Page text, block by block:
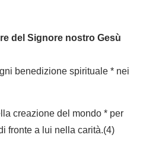
del Signore nostro Gesù
benedizione spirituale * nei
creazione del mondo * per
fronte a lui nella carità.(4)